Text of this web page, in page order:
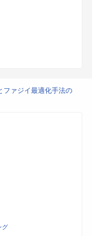
ファジイ最適化手法の
グ